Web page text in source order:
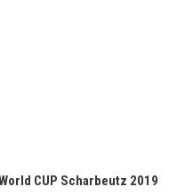
CUP Scharbeutz 2019